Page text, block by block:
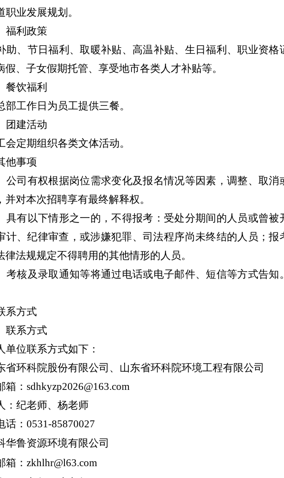
职业发展规划。
福利政策
助、节日福利、取暖补贴、高温补贴、生日福利、职业资格
、 子女假期托管、享受地市各类人才补贴等。
餐饮福利
部工作日为员工提供三餐。
团建活动
会定期组织各类文体活动。
他事项
公司有权根据岗位需求变化及报名情况等因素，调整、取
并对本次招聘享有最终解释权。
具有以下情形之一的，不得报考：受处分期间的人员或曾被
计、纪律审查，或涉嫌犯罪、司法程序尚未终结的人员；报
律法规规定不得聘用的其他情形的人员。
考核及录取通知等将通过电话或电子邮件、短信等方式告
系方式
联系方式
单位联系方式如下：
省环科院股份有限公司、山东省环科院环境工程有限公司
箱： sdhkyzp2026@163.com
： 纪老师、 杨老师
话： 0531-85870027
华鲁资源环境有限公司
箱： zkhlhr@l63.com